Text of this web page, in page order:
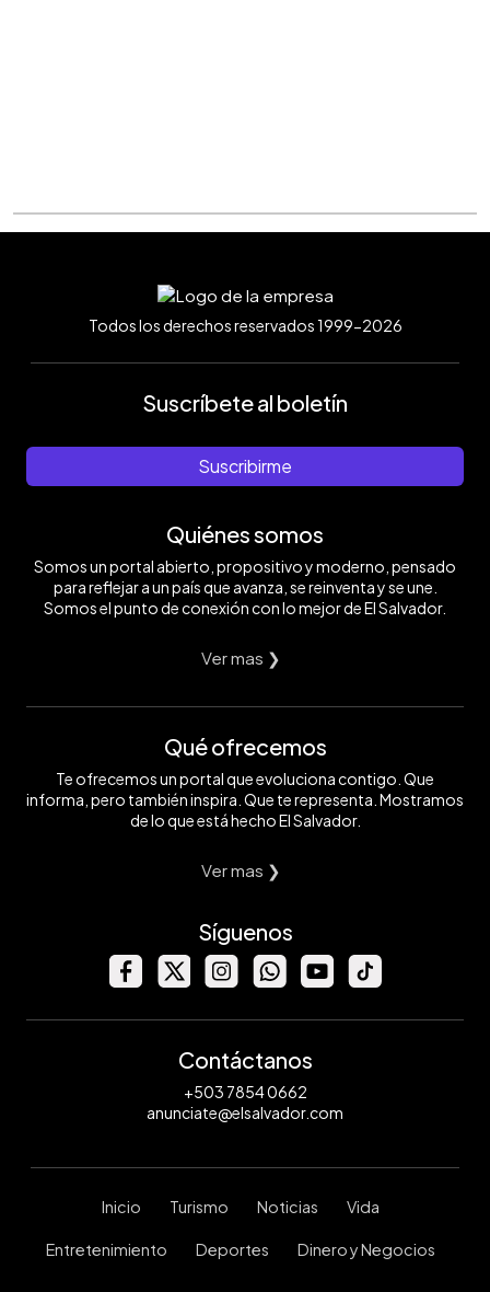
Todos los derechos reservados 1999-2026
Suscríbete al boletín
Suscribirme
Quiénes somos
Somos un portal abierto, propositivo y moderno, pensado
para reflejar a un país que avanza, se reinventa y se une.
Somos el punto de conexión con lo mejor de El Salvador.
Ver mas ❯
Qué ofrecemos
Te ofrecemos un portal que evoluciona contigo. Que
informa, pero también inspira. Que te representa. Mostramos
de lo que está hecho El Salvador.
Ver mas ❯
Síguenos
Contáctanos
+503 7854 0662
anunciate@elsalvador.com
Inicio Turismo Noticias Vida
Entretenimiento Deportes Dinero y Negocios